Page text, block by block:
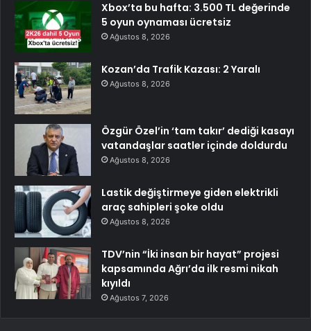
Xbox’ta bu hafta: 3.500 TL değerinde
5 oyun oynaması ücretsiz
Ağustos 8, 2026
Kozan’da Trafik Kazası: 2 Yaralı
Ağustos 8, 2026
Özgür Özel’in ‘tam takır’ dediği kasayı
vatandaşlar saatler içinde doldurdu
Ağustos 8, 2026
Lastik değiştirmeye giden elektrikli
araç sahipleri şoke oldu
Ağustos 8, 2026
TDV’nin “İki insan bir hayat” projesi
kapsamında Ağrı’da ilk resmi nikah
kıyıldı
Ağustos 7, 2026